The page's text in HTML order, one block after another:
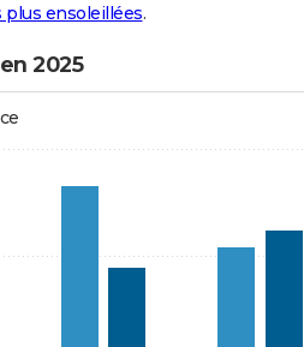
plus ensoleillées.
2025